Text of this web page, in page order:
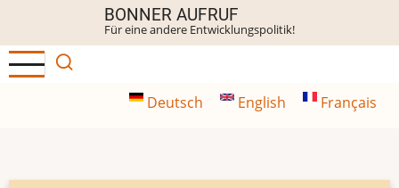
Inhalt
BONNER AUFRUF
Für eine andere Entwicklungspolitik!
Deutsch English Français